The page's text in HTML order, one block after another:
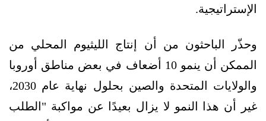
الإستراتيجية.
وحذّر الباحثون من أن إنتاج الليثيوم المحلي من
الممكن أن ينمو 10 أضعاف في بعض مناطق أوروبا
والولايات المتحدة والصين بحلول نهاية عام 2030،
غير أن هذا النمو لا يزال بعيدًا عن مواكبة "الطلب